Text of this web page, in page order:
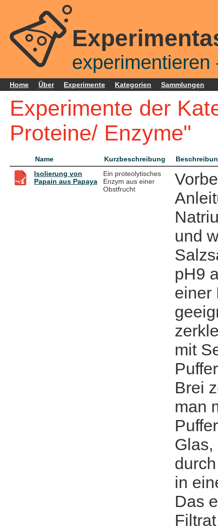
experimentieren
Home Über Experimente Kategorien Sammlungen
Experimente der
Proteine/ Enzyme"
Name Kurzbeschreibung
Isolierung von
Papain aus Papaya
Ein proteolytisches
Enzym aus einer
Obstfrucht
und
pH9
einer
mit
Brei
man
Glas,
in
Das